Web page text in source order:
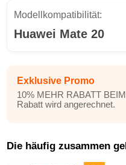
Modellkompatibilität:
Huawei Mate 20
Exklusive Promo
10% MEHR RABATT
Rabatt wird angerechnet.
Die häufig zusammen